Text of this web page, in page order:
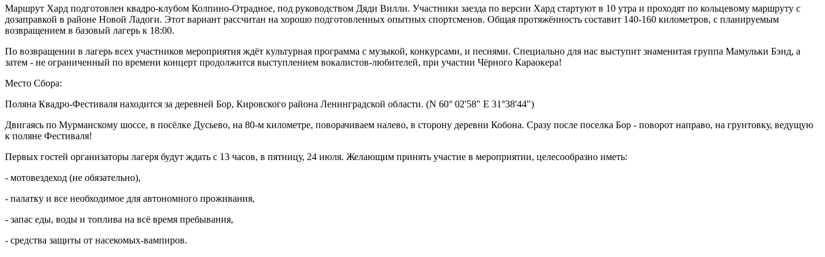
Маршрут Хард подготовлен квадро-клубом Колпино-Отрадное, под руководством Дяди Вилли. Участники заезда по версии Хард стартуют в 10 утра и проходят по кольцевому маршруту с
дозаправкой в районе Новой Ладоги. Этот вариант рассчитан на хорошо подготовленных опытных спортсменов. Общая протяжённость составит 140-160 километров, с планируемым
возвращением в базовый лагерь к 18:00.
По возвращении в лагерь всех участников мероприятия ждёт культурная программа с музыкой, конкурсами, и песнями. Специально для нас выступит знаменитая группа Мамульки Бэнд, а
затем - не ограниченный по времени концерт продолжится выступлением вокалистов-любителей, при участии Чёрного Караокера!
Место Сбора:
Поляна Квадро-Фестиваля находится за деревней Бор, Кировского района Ленинградской области. (N 60° 02'58" E 31°38'44")
Двигаясь по Мурманскому шоссе, в посёлке Дусьево, на 80-м километре, поворачиваем налево, в сторону деревни Кобона. Сразу после поселка Бор - поворот направо, на грунтовку, ведущую
к поляне Фестиваля!
Первых гостей организаторы лагеря будут ждать с 13 часов, в пятницу, 24 июля. Желающим принять участие в мероприятии, целесообразно иметь:
- мотовездеход (не обязательно),
- палатку и все необходимое для автономного проживания,
- запас еды, воды и топлива на всё время пребывания,
- средства защиты от насекомых-вампиров.